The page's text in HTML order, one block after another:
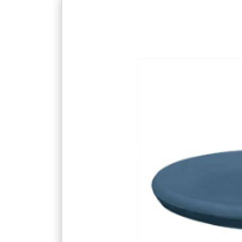
l'eau de 8 à 12 °F et réduit les
pertes de chaleur nocturnes de
90 %. Dans le même temps,
l'évaporation de l'eau est
considérablement réduite. Vous